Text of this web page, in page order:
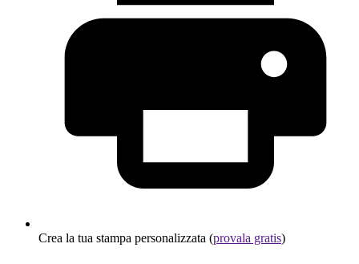
Crea la tua stampa personalizzata (provala gratis)